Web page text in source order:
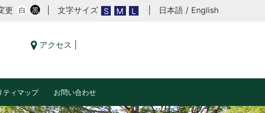
更 白 黒 | 文字サイズ S M L 日本語 / English
アクセス
ティマップ お問い合わせ